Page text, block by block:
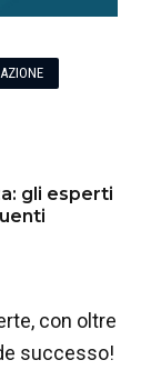
gli esperti
con oltre
successo!